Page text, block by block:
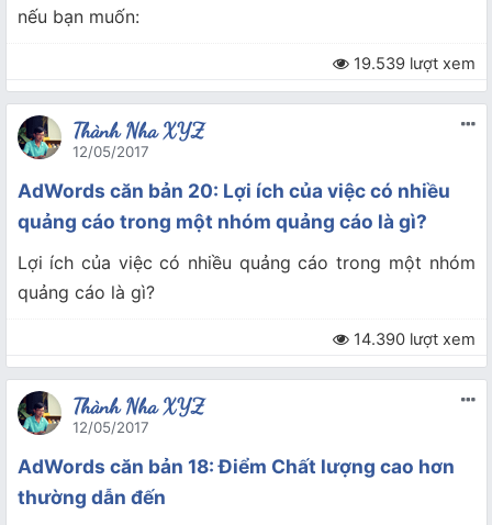
nếu bạn muốn:
19.539 lượt xem
Thành Nha XYZ
12/05/2017
AdWords căn bản 20: Lợi ích của việc có nhiều
quảng cáo trong một nhóm quảng cáo là gì?
Lợi ích của việc có nhiều quảng cáo trong một nhóm
quảng cáo là gì?
14.390 lượt xem
Thành Nha XYZ
12/05/2017
AdWords căn bản 18: Điểm Chất lượng cao hơn
thường dẫn đến